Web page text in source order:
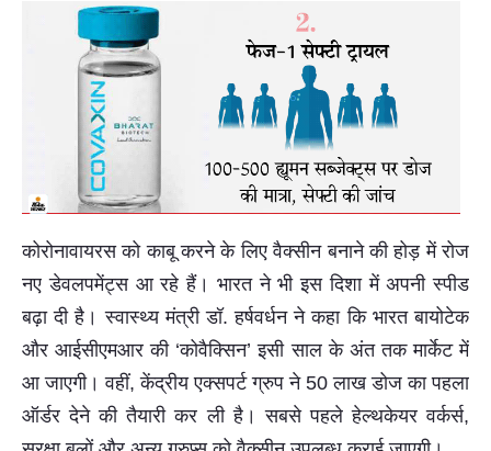
कोरोनावायरस को काबू करने के लिए वैक्सीन बनाने की होड़ में रोज
नए डेवलपमेंट्स आ रहे हैं। भारत ने भी इस दिशा में अपनी स्पीड
बढ़ा दी है। स्वास्थ्य मंत्री डॉ. हर्षवर्धन ने कहा कि भारत बायोटेक
और आईसीएमआर की ‘कोवैक्सिन’ इसी साल के अंत तक मार्केट में
आ जाएगी। वहीं, केंद्रीय एक्सपर्ट ग्रुप ने 50 लाख डोज का पहला
ऑर्डर देने की तैयारी कर ली है। सबसे पहले हेल्थकेयर वर्कर्स,